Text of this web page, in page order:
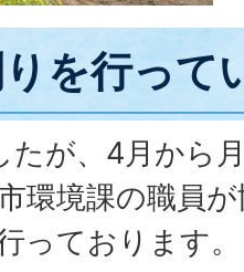
を行って
が、4月から
環境課の職員
っております。